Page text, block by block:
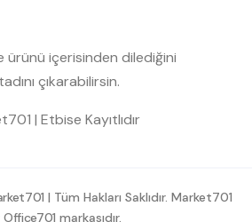
ürünü içerisinden dilediğini
çıkarabilirsin.
| Tüm Hakları Saklıdır. Market701
Office701 markasıdır.